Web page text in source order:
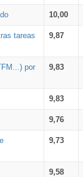
10,00
tareas
9,87
por
9,83
9,83
9,76
9,73
9,58